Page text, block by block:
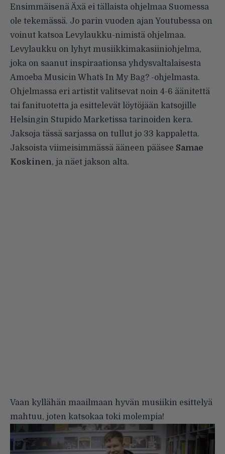
Ensimmäisenä Äxä ei tällaista ohjelmaa Suomessa
ole tekemässä. Jo parin vuoden ajan Youtubessa on
voinut katsoa Levylaukku-nimistä ohjelmaa.
Levylaukku on lyhyt musiikkimakasiiniohjelma,
joka on saanut inspiraationsa yhdysvaltalaisesta
Amoeba Musicin What´s In My Bag? -ohjelmasta.
Ohjelmassa eri artistit valitsevat noin 4-6 äänitettä
tai fanituotetta ja esittelevät löytöjään katsojille
Helsingin Stupido Marketissa tarinoiden kera.
Jaksoja tässä sarjassa on tullut jo 33 kappaletta.
Jaksoista viimeisimmässä ääneen pääsee Samae
Koskinen, ja näet jakson alta.
Vaan kyllähän maailmaan hyvän musiikin esittelyä
mahtuu, joten katsokaa toki molempia!